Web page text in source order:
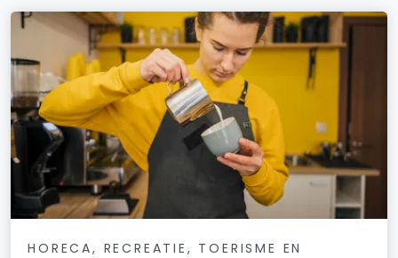
HORECA, RECREATIE, TOERISME EN